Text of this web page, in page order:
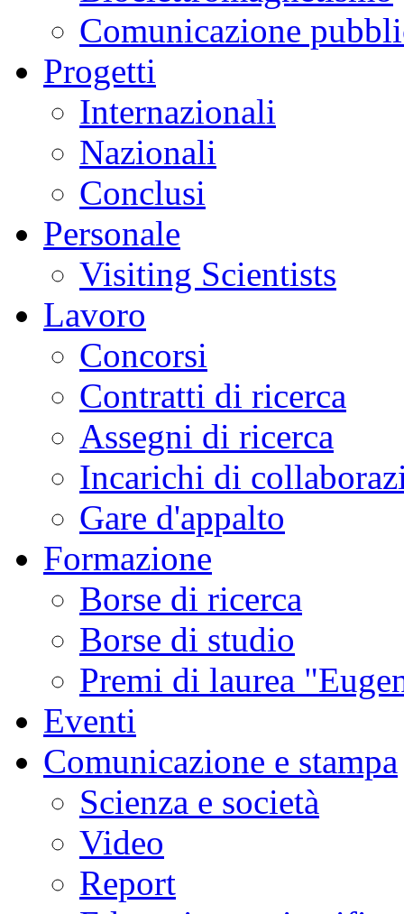
Comunicazione
Progetti
Internazionali
Nazionali
Conclusi
Personale
Visiting Scientists
Lavoro
Concorsi
Contratti di ricerca
Assegni di ricerca
Incarichi di
Gare d'appalto
Formazione
Borse di ricerca
Borse di studio
Premi di laurea
Eventi
Comunicazione e stampa
Scienza e società
Video
Report